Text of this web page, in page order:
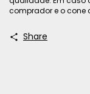
comprador e o cone
Share